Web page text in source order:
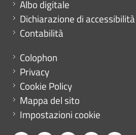
Albo digitale
Dichiarazione di accessibilità
Contabilità
Menu footer
Colophon
Privacy
Cookie Policy
Mappa del sito
Impostazioni cookie